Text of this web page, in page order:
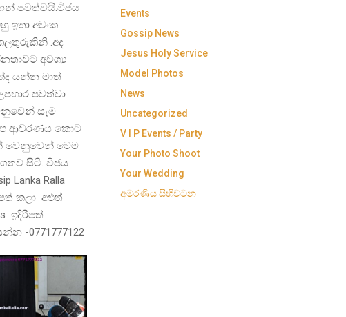
පවත්වයි.විජය
ඉතා අවංක
.අද
අවශ්‍ය
යන්න මාත්
පවත්වා
සැම
ආවරණය කොට
වෙනුවෙන් මෙම
සිටි. විජය
Ralla
කලා අළුත්
ඉදිරිපත්
-0771777122
Events
Gossip News
Jesus Holy Service
Model Photos
News
Uncategorized
V I P Events / Party
Your Photo Shoot
Your Wedding
අමරණිය සිහිවටන